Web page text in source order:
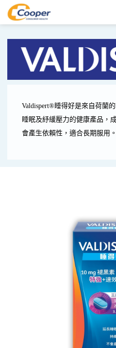
Valdispert®睡得好是來自荷蘭
睡眠及紓緩壓力的健康產品，
會產生依賴性，適合長期服用。